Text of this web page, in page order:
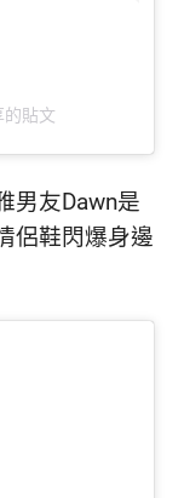
貼文
男友Dawn是
侶鞋閃爆身邊